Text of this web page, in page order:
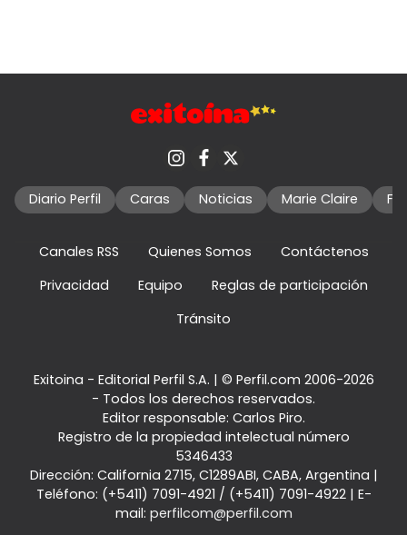
Diario Perfil Caras Noticias Marie Claire
Canales RSS Quienes Somos
Contáctenos
Privacidad
Equipo
Reglas de participación
Tránsito
Exitoina - Editorial Perfil S.A. | © Perfil.com 2006-2026
- Todos los derechos reservados.
Editor responsable: Carlos Piro.
Registro de la propiedad intelectual número
5346433
Dirección: California 2715, C1289ABI, CABA, Argentina |
Teléfono: (+5411) 7091-4921 / (+5411) 7091-4922| E-
mail: perfilcom@perfil.com